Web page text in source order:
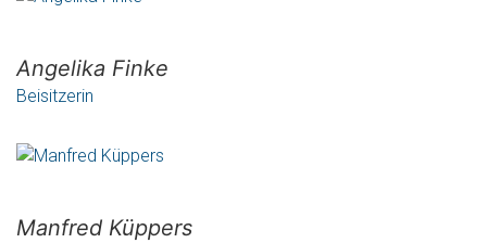
Angelika Finke
Beisitzerin
Manfred Küppers